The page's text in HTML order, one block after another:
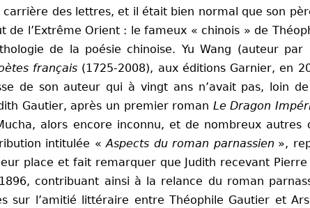
des lettres, et il était bien normal que son
de l’Extrême Orient : le fameux « chinois » de
de la poésie chinoise. Yu Wang (auteur
français(1725-2008), aux éditions Garnier, en
de son auteur qui à vingt ans n’avait pas, loin
Gautier, après un premier roman Le Dragon
alors encore inconnu, et de nombreux autres
intitulée «Aspects du roman parnassien »,
place et fait remarquer que Judith recevant
contribuant ainsi à la relance du roman
sur l’amitié littéraire entre Théophile Gautier et